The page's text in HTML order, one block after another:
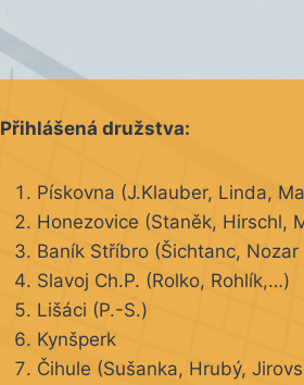
Přihlášená družstva:
Pískovna (J.Klauber, Linda,
Honezovice (Staněk, Hirschl,
Baník Stříbro (Šichtanc, Nozar
Slavoj Ch.P. (Rolko, Rohlík,…)
Lišáci (P.-S.)
Kynšperk
Čihule (Sušanka, Hrubý,